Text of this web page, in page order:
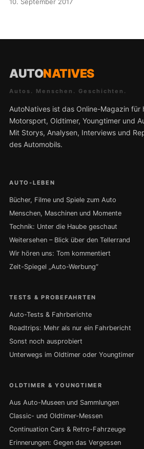
10. September 2017
AUTONATIVES
Autos. Menschen. Geschichten.
AutoNatives ist das Online-Magazin für
Motorsport, Oldtimer, Youngtimer und
Mit Storys, Analysen, Interviews und
des Automobils.
AUTO-LEBEN
Bücher, Filme und Spiele zum Auto
Menschen, Maschinen und Momente
Technik: Unter die Haube geschaut
Weitersehen – Blick über den Tellerrand
Wir hören uns: Tom kommentiert
Zeit-Spiegel „Auto-Werbung“
TESTS & PROBEFAHRTEN
Auto-Tests & Fahrberichte
Roadtrips: Mehr als nur ein Fahrbericht
Sonst noch ausprobiert
Unterwegs im Oldtimer oder Youngtimer
OLDTIMER & YOUNGTIMER
Aus Auto-Museen und Sammlungen
Classic- und Oldtimer-Messen
Continuation Cars & Retro-Fahrzeuge
Erinnerungen: Gegen das Vergessen